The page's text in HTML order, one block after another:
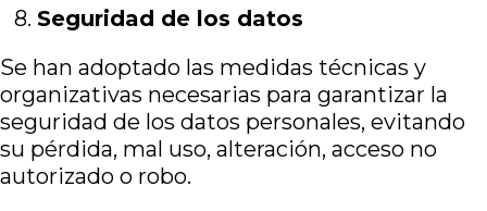
8.⁠ ⁠ Seguridad de los datos
Se han adoptado las medidas técnicas y
organizativas necesarias para garantizar la
seguridad de los datos personales, evitando
su pérdida, mal uso, alteración, acceso no
autorizado o robo.